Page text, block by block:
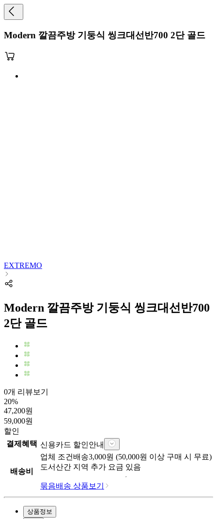
Modern 깔끔주방 기둥식 씽크대선반700 2단 골드
EXTREMO
Modern 깔끔주방 기둥식 씽크대선반700
2단 골드
0개 리뷰보기
20%
47,200원
59,000원
할인
결제혜택 신용카드 할인안내
배송비
업체 조건배송3,000원 (50,000원 이상 구매 시 무료)
도서산간 지역 추가 요금 있음
묶음배송 상품보기
상품정보